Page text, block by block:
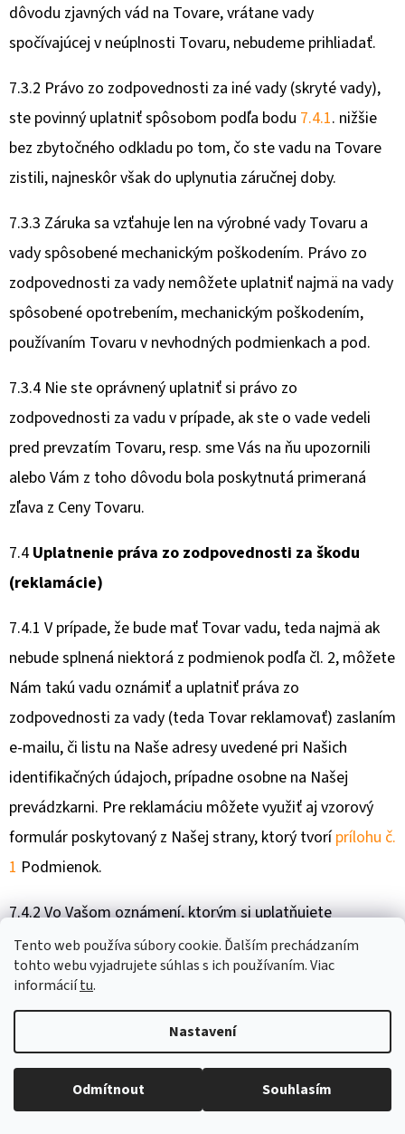
Tento web používa súbory cookie. Ďalším prechádzaním
tohto webu vyjadrujete súhlas s ich používaním. Viac
informáciítu.
Nastavení
Odmítnout Souhlasím
dôvodu zjavných vád na Tovare, vrátane vady
spočívajúcej v neúplnosti Tovaru, nebudeme prihliadať.
7.3.2 Právo zo zodpovednosti za iné vady (skryté vady),
ste povinný uplatniť spôsobom podľa bodu 7.4.1. nižšie
bez zbytočného odkladu po tom, čo ste vadu na Tovare
zistili, najneskôr však do uplynutia záručnej doby.
7.3.3 Záruka sa vzťahuje len na výrobné vady Tovaru a
vady spôsobené mechanickým poškodením. Právo zo
zodpovednosti za vady nemôžete uplatniť najmä na vady
spôsobené opotrebením, mechanickým poškodením,
používaním Tovaru v nevhodných podmienkach a pod.
7.3.4 Nie ste oprávnený uplatniť si právo zo
zodpovednosti za vadu v prípade, ak ste o vade vedeli
pred prevzatím Tovaru, resp. sme Vás na ňu upozornili
alebo Vám z toho dôvodu bola poskytnutá primeraná
zľava z Ceny Tovaru.
7.4Uplatnenie práva zo zodpovednosti za škodu
(reklamácie)
7.4.1 V prípade, že bude mať Tovar vadu, teda najmä ak
nebude splnená niektorá z podmienok podľa čl. 2, môžete
Nám takú vadu oznámiť a uplatniť práva zo
zodpovednosti za vady (teda Tovar reklamovať) zaslaním
e-mailu, či listu na Naše adresy uvedené pri Našich
identifikačných údajoch, prípadne osobne na Našej
prevádzkarni. Pre reklamáciu môžete využiť aj vzorový
formulár poskytovaný z Našej strany, ktorý tvoríprílohu č.
1 Podmienok.
7.4.2 Vo Vašom oznámení, ktorým si uplatňujete
reklamáciu uveďte predovšetkým popis vady Tovaru
a Vaše identifikačné údaje, vrátane e-mailu, na ktorý
reklamácie, a tiež uveďte, ktorý z nárokov zo
zodpovednosti za vady, špecifikovaných v bode7.5.4. až
., si uplatňujete.